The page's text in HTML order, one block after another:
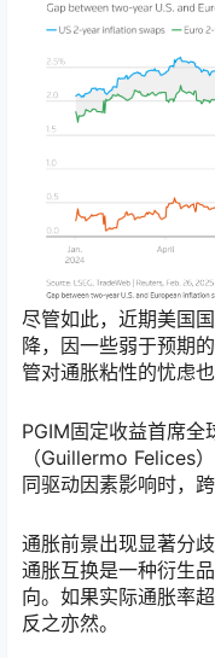
尽管如此，近期美国
降，因一些弱于预期
管对通胀粘性的忧虑也
PGIM固定收益首席全
（Guillermo Felices
同驱动因素影响时，
通胀前景出现显著分歧
通胀互换是一种衍生
向。如果实际通胀率
反之亦然。